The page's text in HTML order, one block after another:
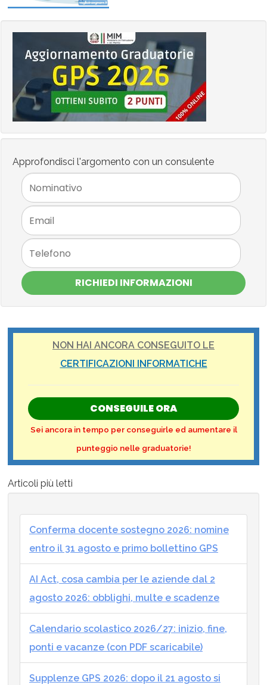
Approfondisci l'argomento con un consulente
RICHIEDI INFORMAZIONI
NON HAI ANCORA CONSEGUITO LE
CERTIFICAZIONI INFORMATICHE
CONSEGUILE ORA
Sei ancora in tempo per conseguirle ed aumentare il
punteggio nelle graduatorie!
Articoli più letti
Conferma docente sostegno 2026: nomine
entro il 31 agosto e primo bollettino GPS
AI Act, cosa cambia per le aziende dal 2
agosto 2026: obblighi, multe e scadenze
Calendario scolastico 2026/27: inizio, fine,
ponti e vacanze (con PDF scaricabile)
Supplenze GPS 2026: dopo il 21 agosto si